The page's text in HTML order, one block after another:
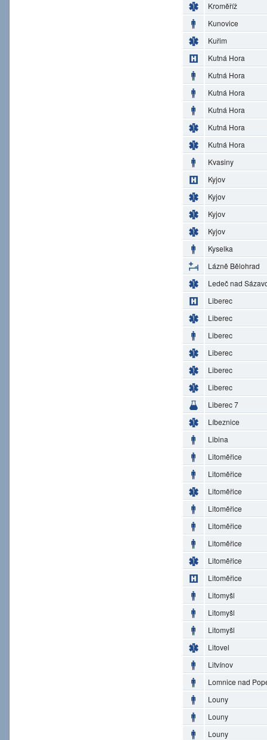
Kroměříž
Kunovice
Kuřim
Kutná Hora
Kutná Hora
Kutná Hora
Kutná Hora
Kutná Hora
Kutná Hora
Kvasiny
Kyjov
Kyjov
Kyjov
Kyjov
Kyselka
Lázně Bělohrad
Ledeč nad
Liberec
Liberec
Liberec
Liberec
Liberec
Liberec
Liberec 7
Líbeznice
Libina
Litoměřice
Litoměřice
Litoměřice
Litoměřice
Litoměřice
Litoměřice
Litoměřice
Litoměřice
Litomyšl
Litomyšl
Litomyšl
Litovel
Litvínov
Lomnice nad
Louny
Louny
Louny